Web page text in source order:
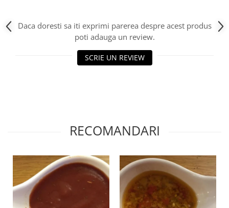
Daca doresti sa iti exprimi parerea despre acest produs
poti adauga un review.
SCRIE UN REVIEW
RECOMANDARI